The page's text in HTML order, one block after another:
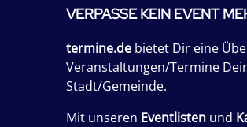
VERPASSE KEIN EVENT
termine.de bietet Dir eine
Veranstaltungen/Termine
Stadt/Gemeinde.
Mit unseren Eventlisten und